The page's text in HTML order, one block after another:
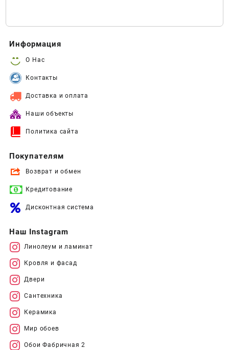
Информация
О Нас
Контакты
Доставка и оплата
Наши объекты
Политика сайта
Покупателям
Возврат и обмен
Кредитование
Дисконтная система
Наш Instagram
Линолеум и ламинат
Кровля и фасад
Двери
Сантехника
Керамика
Мир обоев
Обои Фабричная 2